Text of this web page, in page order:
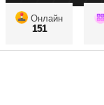
Онлайн
151